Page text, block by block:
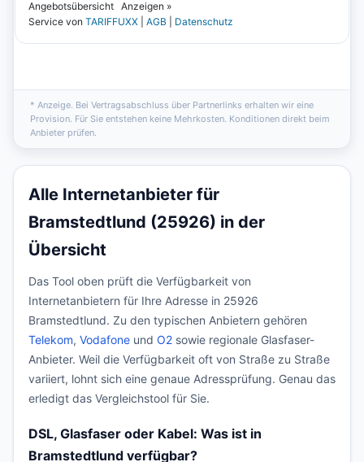
* Anzeige. Bei Vertragsabschluss über Partnerlinks erhalten wir eine
Provision. Für Sie entstehen keine Mehrkosten. Konditionen direkt beim
Anbieter prüfen.
Alle Internetanbieter für
Bramstedtlund (25926) in der
Übersicht
Das Tool oben prüft die Verfügbarkeit von
Internetanbietern für Ihre Adresse in 25926
Bramstedtlund. Zu den typischen Anbietern gehören
Telekom, Vodafone und O2 sowie regionale Glasfaser-
Anbieter. Weil die Verfügbarkeit oft von Straße zu Straße
variiert, lohnt sich eine genaue Adressprüfung. Genau das
erledigt das Vergleichstool für Sie.
DSL, Glasfaser oder Kabel: Was ist in
Bramstedtlund verfügbar?